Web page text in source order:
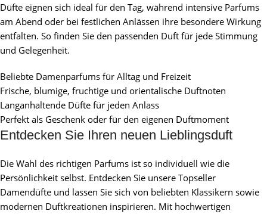
Düfte eignen sich ideal für den Tag, während intensive Parfums
am Abend oder bei festlichen Anlässen ihre besondere Wirkung
entfalten. So finden Sie den passenden Duft für jede Stimmung
und Gelegenheit.
Beliebte Damenparfums für Alltag und Freizeit
Frische, blumige, fruchtige und orientalische Duftnoten
Langanhaltende Düfte für jeden Anlass
Perfekt als Geschenk oder für den eigenen Duftmoment
Entdecken Sie Ihren neuen Lieblingsduft
Die Wahl des richtigen Parfums ist so individuell wie die
Persönlichkeit selbst. Entdecken Sie unsere Topseller
Damendüfte und lassen Sie sich von beliebten Klassikern sowie
modernen Duftkreationen inspirieren. Mit hochwertigen